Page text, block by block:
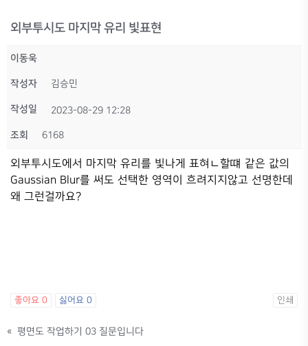
외부투시도 마지막 유리 빛표현
이동욱
작성자 김승민
작성일 2023-08-29 12:28
조회 6168
외부투시도에서 마지막 유리를 빛나게 표혀ㄴ할떄 같은 값의
Gaussian Blur를 써도 선택한 영역이 흐려지지않고 선명한데
왜 그런걸까요?
좋아요 0 싫어요 0 인쇄
« 평면도 작업하기 03 질문입니다